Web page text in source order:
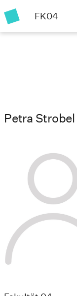
FK04
Petra Strobel